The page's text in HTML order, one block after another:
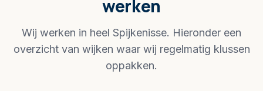
werken
Wij werken in heel Spijkenisse. Hieronder een
overzicht van wijken waar wij regelmatig klussen
oppakken.